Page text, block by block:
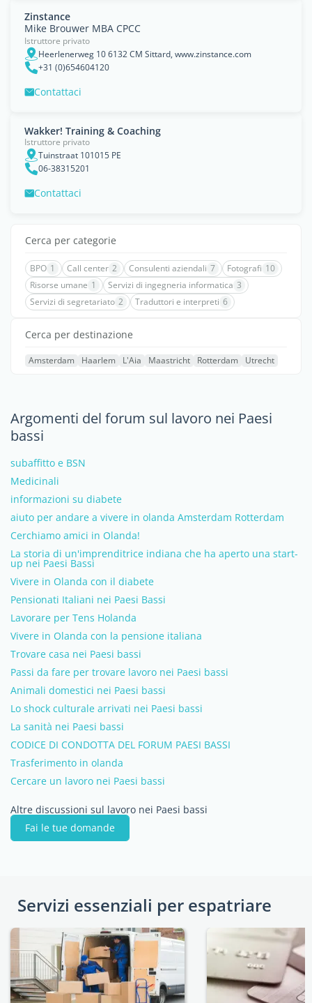
Zinstance
Mike Brouwer MBA CPCC
Istruttore privato
Heerlenerweg 10 6132 CM Sittard, www.zinstance.com
+31 (0)654604120
Contattaci
Wakker! Training & Coaching
Istruttore privato
Tuinstraat 101015 PE
06-38315201
Contattaci
Cerca per categorie
BPO 1 Call center 2 Consulenti aziendali 7 Fotografi 10
Risorse umane 1 Servizi di ingegneria informatica 3
Servizi di segretariato 2 Traduttori e interpreti 6
Cerca per destinazione
Amsterdam Haarlem L'Aia Maastricht Rotterdam Utrecht
Argomenti del forum sul lavoro nei Paesi
bassi
subaffitto e BSN
Medicinali
informazioni su diabete
aiuto per andare a vivere in olanda Amsterdam Rotterdam
Cerchiamo amici in Olanda!
La storia di un'imprenditrice indiana che ha aperto una start-
up nei Paesi Bassi
Vivere in Olanda con il diabete
Pensionati Italiani nei Paesi Bassi
Lavorare per Tens Holanda
Vivere in Olanda con la pensione italiana
Trovare casa nei Paesi bassi
Passi da fare per trovare lavoro nei Paesi bassi
Animali domestici nei Paesi bassi
Lo shock culturale arrivati nei Paesi bassi
La sanità nei Paesi bassi
CODICE DI CONDOTTA DEL FORUM PAESI BASSI
Trasferimento in olanda
Cercare un lavoro nei Paesi bassi
Altre discussioni sul lavoro nei Paesi bassi
Fai le tue domande
Servizi essenziali per espatriare